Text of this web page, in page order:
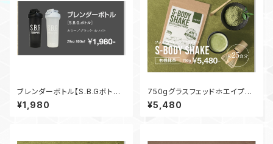
ブレンダーボトル【S.B.Gボトル】
ホワイト 28oz 800ml
¥1,980
750gグラスフェッドホエイプロ
テイン【S-BODY SHAKE】有機
抹茶
¥5,480